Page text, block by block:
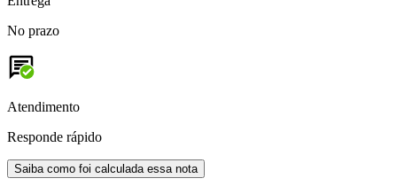
No prazo
Atendimento
Responde rápido
Saiba como foi calculada essa nota